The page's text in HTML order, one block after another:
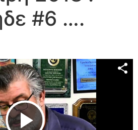
#6 ….
Play Video